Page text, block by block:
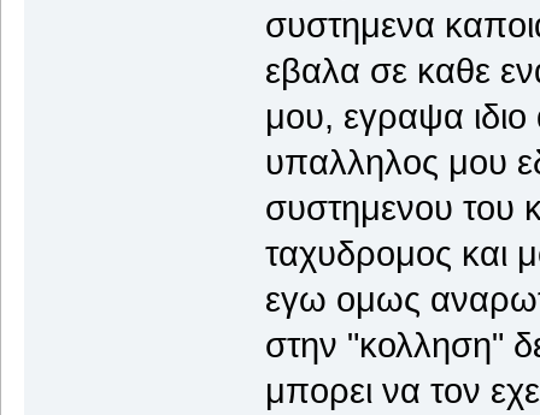
συστημενα
εβαλα σε καθε
μου, εγραψα
υπαλληλος μου
συστημενου του
ταχυδρομος και
εγω ομως
στην "κολληση"
μπορει να τον